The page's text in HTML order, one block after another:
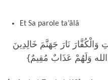
Et Sa parole ta’âlâ
وَالْكُفَّارَ نَارَ جَهَنَّمَ خَالِدِينَ
وَلَهُمْ عَذَابٌ مُقِيمٌ}